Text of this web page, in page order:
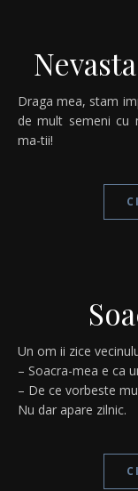
Draga mea, stam impreuna de atata timp si abia acum vad cat
de mult semeni cu
ma-tii!
Un om ii zice
– Soacra-mea e ca
– De ce vorbeste
Nu dar apare zilnic.